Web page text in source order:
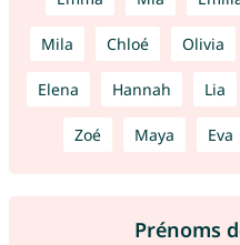
Mila Chloé Olivia
Elena Hannah Lia
Zoé Maya Eva
Prénoms